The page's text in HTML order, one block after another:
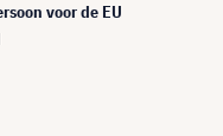
voor de EU